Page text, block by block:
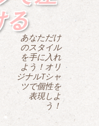
る
あなただけ
のスタイル
を手に入れ
よう！オリ
ジナルTシャ
ツで個性を
表現しよ
う！